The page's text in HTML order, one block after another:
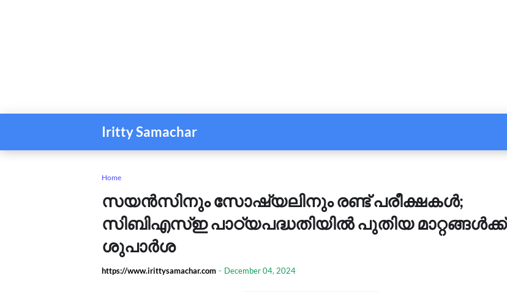
Iritty Samachar
Home
സയൻസിനും സോഷ്യലിനും രണ്ട് പരീക്ഷകൾ;
സിബിഎസ്‍ഇ പാഠ്യപദ്ധതിയിൽ പുതിയ മാറ്റങ്ങൾക്ക്
ശുപാർശ
https://www.irittysamachar.com - December 04, 2024